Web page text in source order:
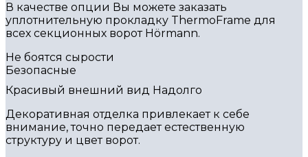
В качестве опции Вы можете заказать
уплотнительную прокладку ThermoFrame для
всех секционных ворот Hörmann.
Не боятся сырости
Безопасные
Красивый внешний вид Надолго
Декоративная отделка привлекает к себе
внимание, точно передает естественную
структуру и цвет ворот.